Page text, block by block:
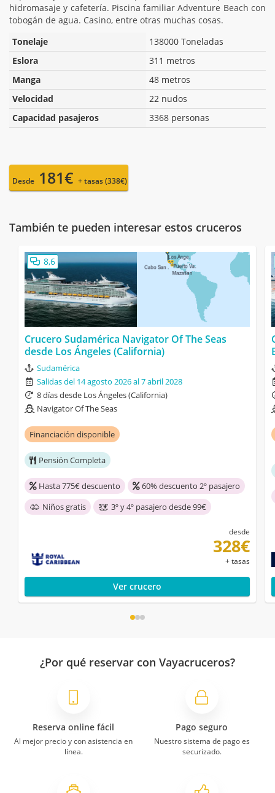
hidromasaje y cafetería. Piscina familiar Adventure Beach con
tobogán de agua. Casino, entre otras muchas cosas.
Tonelaje
138000 Toneladas
Eslora
311 metros
Manga
48 metros
Velocidad
22 nudos
Capacidad pasajeros
3368 personas
Desde 181€ + tasas (338€)
También te pueden interesar estos cruceros
8,6
Crucero Sudamérica Navigator Of The Seas
desde Los Ángeles (California)
Sudamérica
Salidas del 14 agosto 2026 al 7 abril 2028
8 días desde Los Ángeles (California)
Navigator Of The Seas
Financiación disponible
Pensión Completa
Hasta 775€ descuento
60% descuento 2º pasajero
Niños gratis
3º y 4º pasajero desde 99€
desde
328€
+ tasas
Ver crucero
¿Por qué reservar con Vayacruceros?
Reserva online fácil
Al mejor precio y con asistencia en
línea.
Pago seguro
Nuestro sistema de pago es
securizado.